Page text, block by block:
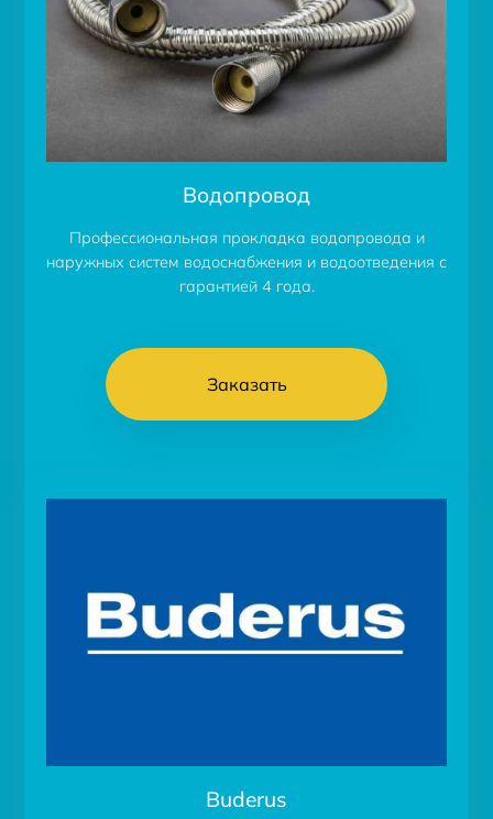
Водопровод
Профессиональная прокладка водопровода и
наружных систем водоснабжения и водоотведения с
гарантией 4 года.
Заказать
Buderus